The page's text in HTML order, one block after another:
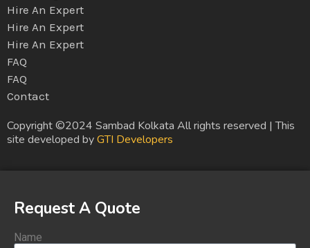
Hire An Expert
Hire An Expert
Hire An Expert
FAQ
FAQ
Contact
Copyright ©2024 Sambad Kolkata All rights reserved | This
site developed byGTI Developers
Request A Quote
Name